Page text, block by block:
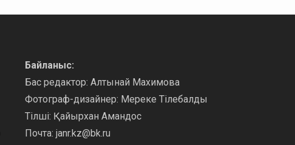
Байланыс:
Бас редактор: Алтынай Махимова
Фотограф-дизайнер: Мереке Тілебалды
Тілші: Қайырхан Амандос
Почта: janr.kz@bk.ru